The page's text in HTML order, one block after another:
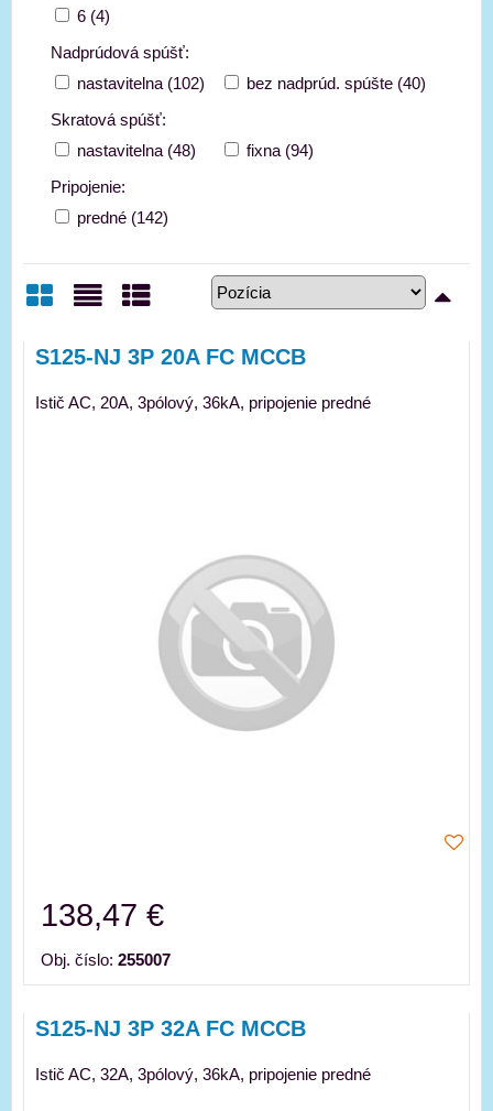
6 (4)
Nadprúdová spúšť:
nastavitelna (102)
bez nadprúd. spúšte (40)
Skratová spúšť:
nastavitelna (48)
fixna (94)
Pripojenie:
predné (142)
Mriežka
S125-NJ 3P 20A FC MCCB
Istič AC, 20A, 3pólový, 36kA, pripojenie predné
138,47 €
Obj. číslo: 255007
S125-NJ 3P 32A FC MCCB
Istič AC, 32A, 3pólový, 36kA, pripojenie predné